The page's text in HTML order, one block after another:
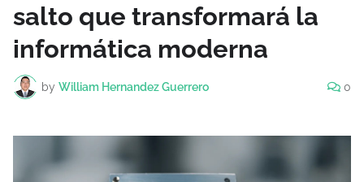
salto que transformará la
informática moderna
by William Hernandez Guerrero 0